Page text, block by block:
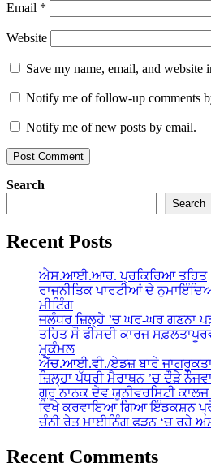
Email *
Website
Save my name, email, and
Notify me of follow-up comments
Notify me of new posts by email.
Search
Search
Recent Posts
ਐਸ.ਆਈ.ਆਰ. ਪ੍ਰਕਿਰਿਆ ਤਹਿਤ
ਰਾਜਨੀਤਿਕ ਪਾਰਟੀਆਂ ਦੇ
ਮੀਟਿੰਗ
ਜਲੰਧਰ ਜ਼ਿਲ੍ਹੇ ’ਚ ਘਰ-ਘਰ ਗਣਨਾ
ਤਹਿਤ ਸੌ ਫੀਸਦੀ ਕਾਰਜ
ਮੁਕੰਮਲ
ਐੱਚ.ਆਈ.ਵੀ./ਏਡਜ਼ ਬਾਰੇ
ਜ਼ਿਲ੍ਹਾ ਪੱਧਰੀ ਮੈਰਾਥਨ ’ਚ ਦੌੜੇ
ਗੁਰੂ ਨਾਨਕ ਦੇਵ ਯੂਨੀਵਰਸਿਟੀ ਕਾਲਜ
ਵਿਖੇ ਕਰਵਾਇਆ ਗਿਆ ਇੰਡਕਸ਼ਨ
ਚੰਨੀ ਰੇਤ ਮਾਈਨਿੰਗ ਫੜਨ ‘ਚ ਰਹੇ
Recent Comments